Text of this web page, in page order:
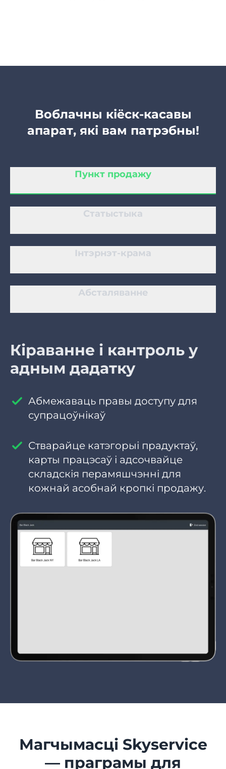
Цырульня
Касметалогія
Воблачны кіёск-касавы
апарат, які вам патрэбны!
Пункт продажу
Статыстыка
Інтэрнэт-крама
Абсталяванне
Кіраванне і кантроль у
адным дадатку
Абмежаваць правы доступу для
супрацоўнікаў
Стварайце катэгорыі прадуктаў,
карты працэсаў і адсочвайце
складскія перамяшчэнні для
кожнай асобнай кропкі продажу.
Магчымасці Skyservice
— праграмы для